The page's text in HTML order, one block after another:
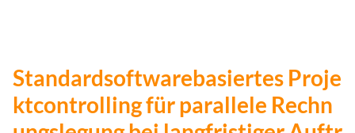
Standardsoftwarebasiertes Proje
ktcontrolling für parallele Rechn